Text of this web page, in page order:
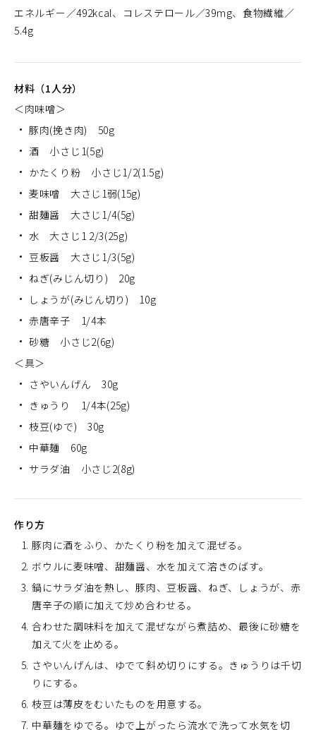
エネルギー 492kcal コレステロール 39mg
食物繊維
5.4g
材料（1人分）
＜肉味噌＞
豚肉(挽き肉) 50g
酒 小さじ1(5g)
かたくり粉 小さじ1/2(1.5g)
麦味噌 大さじ1弱(15g)
甜麺醤 大さじ1/4(5g)
水 大さじ1 2/3(25g)
豆板醤 大さじ1/3(5g)
ねぎ(みじん切り) 20g
しょうが(みじん切り) 10g
赤唐辛子 1/4本
砂糖 小さじ2(6g)
＜具＞
さやいんげん 30g
きゅうり 1/4本(25g)
枝豆(ゆで) 30g
中華麺 60g
サラダ油 小さじ2(8g)
作り方
豚肉に酒をふり、かたくり粉を加えて混ぜる。
ボウルに麦味噌、甜麺醤、水を加えて溶きのばす。
鍋にサラダ油を熱し、豚肉、豆板醤、ねぎ、しょうが、赤
唐辛子の順に加えて炒め合わせる。
合わせた調味料を加えて混ぜながら煮詰め、最後に砂糖を
加えて火を止める。
さやいんげんは、ゆでて斜め切りにする。きゅうりは千切
りにする。
枝豆は薄皮をむいたものを用意する。
中華麺をゆでる。ゆで上がったら流水で洗って水気を切